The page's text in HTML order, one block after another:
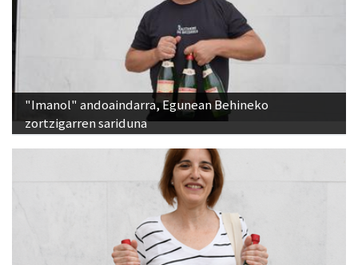
"Imanol" andoaindarra, Egunean Behineko
zortzigarren sariduna